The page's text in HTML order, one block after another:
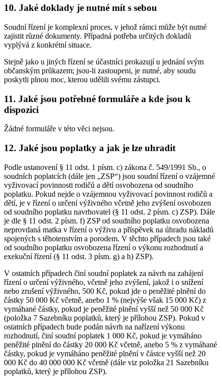
10. Jaké doklady je nutné mít s sebou
Soudní řízení je komplexní proces, v jehož rámci může být nutné
zajistit různé dokumenty. Případná potřeba určitých dokladů
vyplývá z konkrétní situace.
Stejně jako u jiných řízení se účastníci prokazují u jednání svým
občanským průkazem; jsou-li zastoupeni, je nutné, aby soudu
poskytli plnou moc, kterou udělili svému zástupci.
11. Jaké jsou potřebné formuláře a kde jsou k
dispozici
Žádné formuláře v této věci nejsou.
12. Jaké jsou poplatky a jak je lze uhradit
Podle ustanovení § 11 odst. 1 písm. c) zákona č. 549/1991 Sb., o
soudních poplatcích (dále jen „ZSP“) jsou soudní řízení o vzájemné
vyživovací povinnosti rodičů a dětí osvobozena od soudního
poplatku. Pokud nejde o vzájemnou vyživovací povinnost rodičů a
dětí, je v řízení o určení výživného včetně jeho zvýšení osvobozen
od soudního poplatku navrhovatel (§ 11 odst. 2 písm. c) ZSP). Dále
je dle § 11 odst. 2 písm. f) ZSP od soudního poplatku osvobozena
neprovdaná matka v řízení o výživu a příspěvek na úhradu nákladů
spojených s těhotenstvím a porodem. V těchto případech jsou také
od soudního poplatku osvobozena řízení o výkonu rozhodnutí a
exekuční řízení (§ 11 odst. 3 písm. g) a h) ZSP).
V ostatních případech činí soudní poplatek za návrh na zahájení
řízení o určení výživného, včetně jeho zvýšení, jakož i o snížení
nebo zrušení výživného, 500 Kč, pokud jde o peněžité plnění do
částky 50 000 Kč včetně, anebo 1 % (nejvýše však 15 000 Kč) z
vymáhané částky, pokud je peněžité plnění vyšší než 50 000 Kč
(položka 7 Sazebníku poplatků, který je přílohou ZSP). Pokud v
ostatních případech bude podán návrh na nařízení výkonu
rozhodnutí, činí soudní poplatek 1 000 Kč, pokud je vymáháno
peněžité plnění do částky 20 000 Kč včetně, anebo 5 % z vymáhané
částky, pokud je vymáháno peněžité plnění v částce vyšší než 20
000 Kč do 40 000 000 Kč včetně (dále viz položka 21 Sazebníku
poplatků, který je přílohou ZSP).